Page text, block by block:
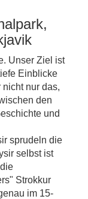
Unser Ziel ist
Einblicke
nur das,
den
und
sprudeln die
selbst ist
Strokkur
im 15-